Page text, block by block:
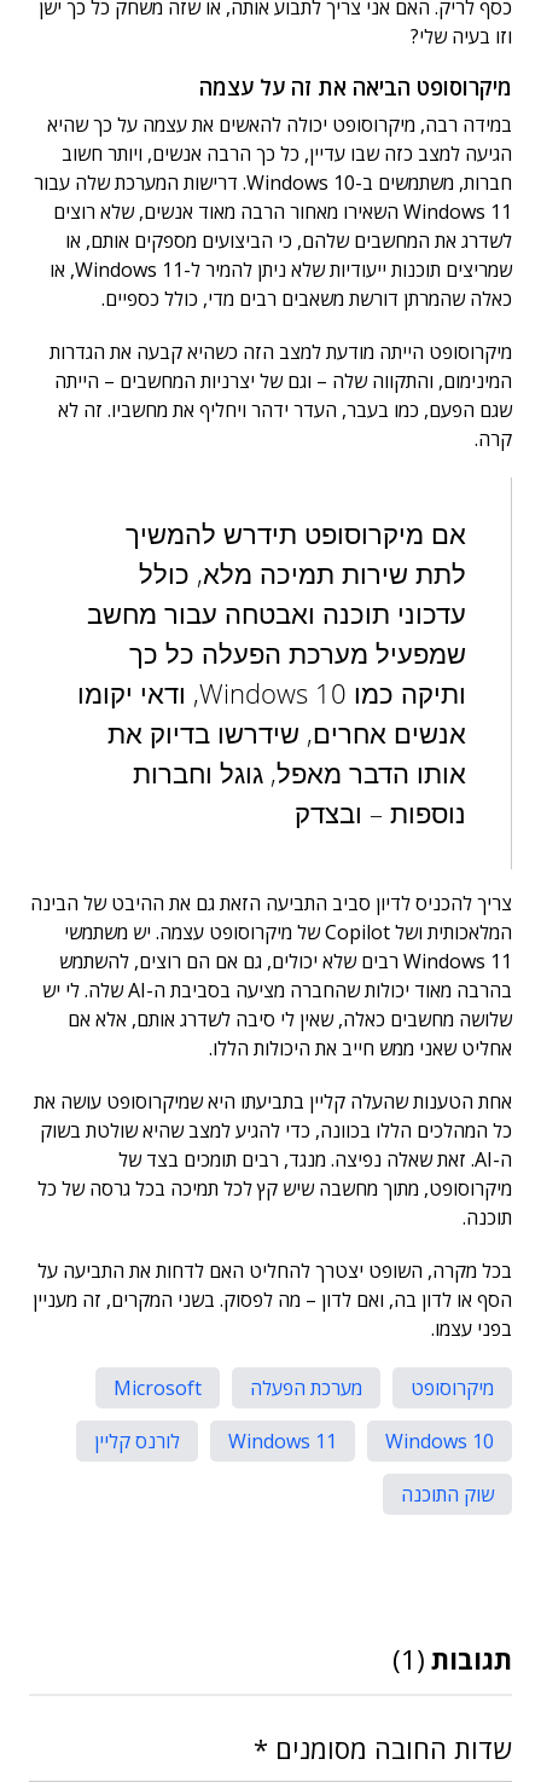
כסף לריק. האם אני צריך לתבוע אותה, או שזה משחק כל כך ישן
וזו בעיה שלי?
מיקרוסופט הביאה את זה על עצמה
במידה רבה, מיקרוסופט יכולה להאשים את עצמה על כך שהיא
הגיעה למצב כזה שבו עדיין, כל כך הרבה אנשים, ויותר חשוב
חברות, משתמשים ב-Windows 10. דרישות המערכת שלה עבור
Windows 11 השאירו מאחור הרבה מאוד אנשים, שלא רוצים
לשדרג את המחשבים שלהם, כי הביצועים מספקים אותם, או
שמריצים תוכנות ייעודיות שלא ניתן להמיר ל-Windows 11, או
כאלה שהמרתן דורשת משאבים רבים מדי, כולל כספיים.
מיקרוסופט הייתה מודעת למצב הזה כשהיא קבעה את הגדרות
המינימום, והתקווה שלה – וגם של יצרניות המחשבים – הייתה
שגם הפעם, כמו בעבר, העדר ידהר ויחליף את מחשביו. זה לא
קרה.
אם מיקרוסופט תידרש להמשיך
לתת שירות תמיכה מלא, כולל
עדכוני תוכנה ואבטחה עבור מחשב
שמפעיל מערכת הפעלה כל כך
ותיקה כמו Windows 10, ודאי יקומו
אנשים אחרים, שידרשו בדיוק את
אותו הדבר מאפל, גוגל וחברות
נוספות – ובצדק
צריך להכניס לדיון סביב התביעה הזאת גם את ההיבט של הבינה
המלאכותית ושל Copilot של מיקרוסופט עצמה. יש משתמשי
Windows 11 רבים שלא יכולים, גם אם הם רוצים, להשתמש
בהרבה מאוד יכולות שהחברה מציעה בסביבת ה-AI שלה. לי יש
שלושה מחשבים כאלה, שאין לי סיבה לשדרג אותם, אלא אם
אחליט שאני ממש חייב את היכולות הללו.
אחת הטענות שהעלה קליין בתביעתו היא שמיקרוסופט עושה את
כל המהלכים הללו בכוונה, כדי להגיע למצב שהיא שולטת בשוק
ה-AI. זאת שאלה נפיצה. מנגד, רבים תומכים בצד של
מיקרוסופט, מתוך מחשבה שיש קץ לכל תמיכה בכל גרסה של כל
תוכנה.
בכל מקרה, השופט יצטרך להחליט האם לדחות את התביעה על
הסף או לדון בה, ואם לדון – מה לפסוק. בשני המקרים, זה מעניין
בפני עצמו.
מיקרוסופט מערכת הפעלה
Microsoft
Windows 10
Windows 11
לורנס קליין
שוק התוכנה
תגובות (1)
שדות החובה מסומנים *